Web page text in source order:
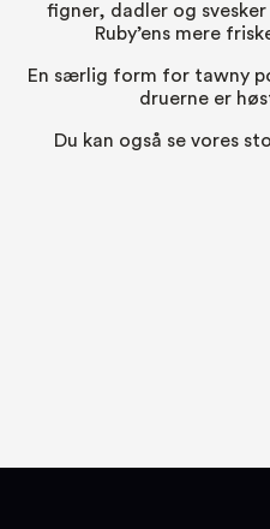
figner, dadler og
Ruby’ens mere
En særlig form for tawny
druerne er
Du kan også se vores